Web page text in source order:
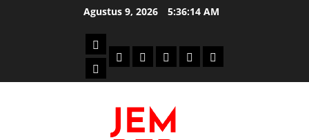
Agustus 9, 2026 5:36:15 AM
Beranda
News
PolitikOtomotifEkonomiSosialtentang